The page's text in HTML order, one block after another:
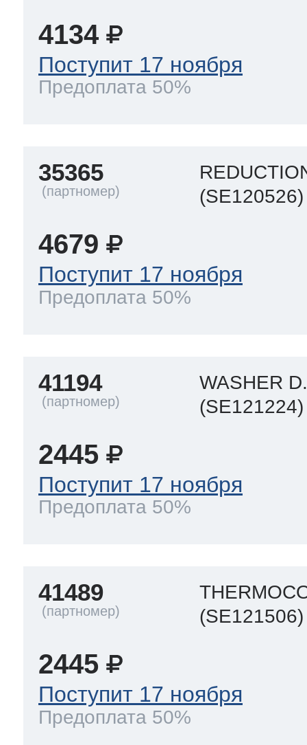
4134
Поступит 17 ноября
Предоплата 50%
35365
(SE120526)
4679
Поступит 17 ноября
Предоплата 50%
41194
WASHER
(SE121224)
2445
Поступит 17 ноября
Предоплата 50%
41489
(SE121506)
2445
Поступит 17 ноября
Предоплата 50%